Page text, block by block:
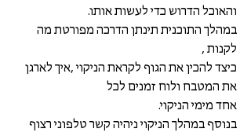
והאוכל הדרוש כדי לעשות אותו.
במהלך התוכנית תינתן הדרכה מפורטת מה
לקנות ,
כיצד להכין את הגוף לקראת הניקוי ,איך לארגן
את המטבח ולוח זמנים לכל
אחד מימי הניקוי.
בנוסף במהלך הניקוי ניהיה קשר טלפוני רצוף